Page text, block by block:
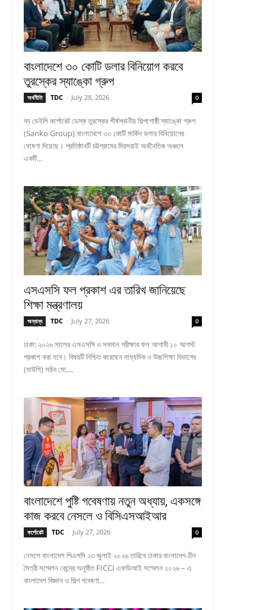
বাংলাদেশে ৩০ কোটি ডলার বিনিয়োগ করবে
তুরস্কের স্যাঙ্কো গ্রুপ
অর্থনীতি TDC - July 28, 2026 0
দ্য ডেইলি কর্পোরেট ডেস্ক তুরস্কের শীর্ষস্থানীয় শিল্পগোষ্ঠী স্যাঙ্কো গ্রুপ
(Sanko Group) বাংলাদেশে ৩০ কোটি মার্কিন ডলার বিনিয়োগের
ঘোষণা দিয়েছে। প্রতিষ্ঠানটি চট্টগ্রামের মিরসরাই অর্থনৈতিক অঞ্চলে
একটি...
এসএসসি ফল প্রকাশ এর তারিখ জানিয়েছে
শিক্ষা মন্ত্রণালয়
অন্যান্য TDC - July 27, 2026 0
ঢাকা: ২০২৬ সালের এসএসসি ও সমমান পরীক্ষার ফল আগামী ১০ আগস্ট
প্রকাশ করা হবে। বিষয়টি নিশ্চিত করেছেন মাধ্যমিক ও উচ্চশিক্ষা বিভাগের
(মাউশি) সচিব মো....
বাংলাদেশে পুষ্টি গবেষণায় নতুন অধ্যায়, একসঙ্গে
কাজ করবে নেসলে ও বিসিএসআইআর
কর্পোরেট TDC - July 27, 2026 0
নেসলে বাংলাদেশ পিএলসি ২৩ জুলাই ২০২৬ তারিখে ঢাকার বাংলাদেশ-চীন
মৈত্রী সম্মেলন কেন্দ্রে অনুষ্ঠিত FICCI এফডিআই সম্মেলন ২০২৬ – এ
বাংলাদেশ বিজ্ঞান ও শিল্প গবেষণা...